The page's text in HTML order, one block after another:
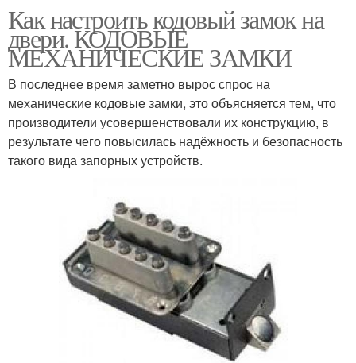
Как настроить кодовый замок на
двери. КОДОВЫЕ
МЕХАНИЧЕСКИЕ ЗАМКИ
В последнее время заметно вырос спрос на
механические кодовые замки, это объясняется тем, что
производители усовершенствовали их конструкцию, в
результате чего повысилась надёжность и безопасность
такого вида запорных устройств.